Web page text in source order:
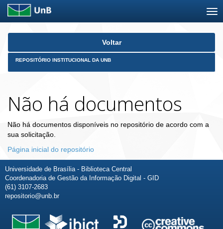
Skip
Voltar
REPOSITÓRIO INSTITUCIONAL DA UNB
Não há documentos
Não há documentos disponíveis no repositório de acordo com a
sua solicitação.
Página inicial do repositório
Universidade de Brasília - Biblioteca Central
Coordenadoria de Gestão da Informação Digital - GID
(61) 3107-2683
repositorio@unb.br